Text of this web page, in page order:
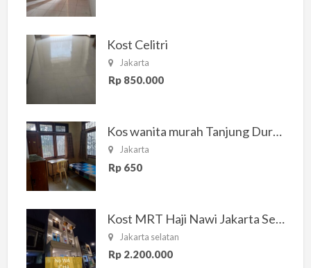
Kost Celitri
Jakarta
Rp 850.000
Kos wanita murah Tanjung Duren Jakarta Barat
Jakarta
Rp 650
Kost MRT Haji Nawi Jakarta Selatan
Jakarta selatan
Rp 2.200.000